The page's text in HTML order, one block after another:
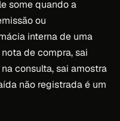
some quando a
ou
interna de uma
de compra, sai
consulta, sai amostra
não registrada é um